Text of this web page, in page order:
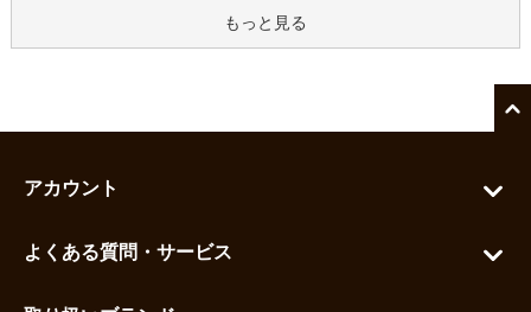
もっと見る
アカウント
よくある質問・サービス